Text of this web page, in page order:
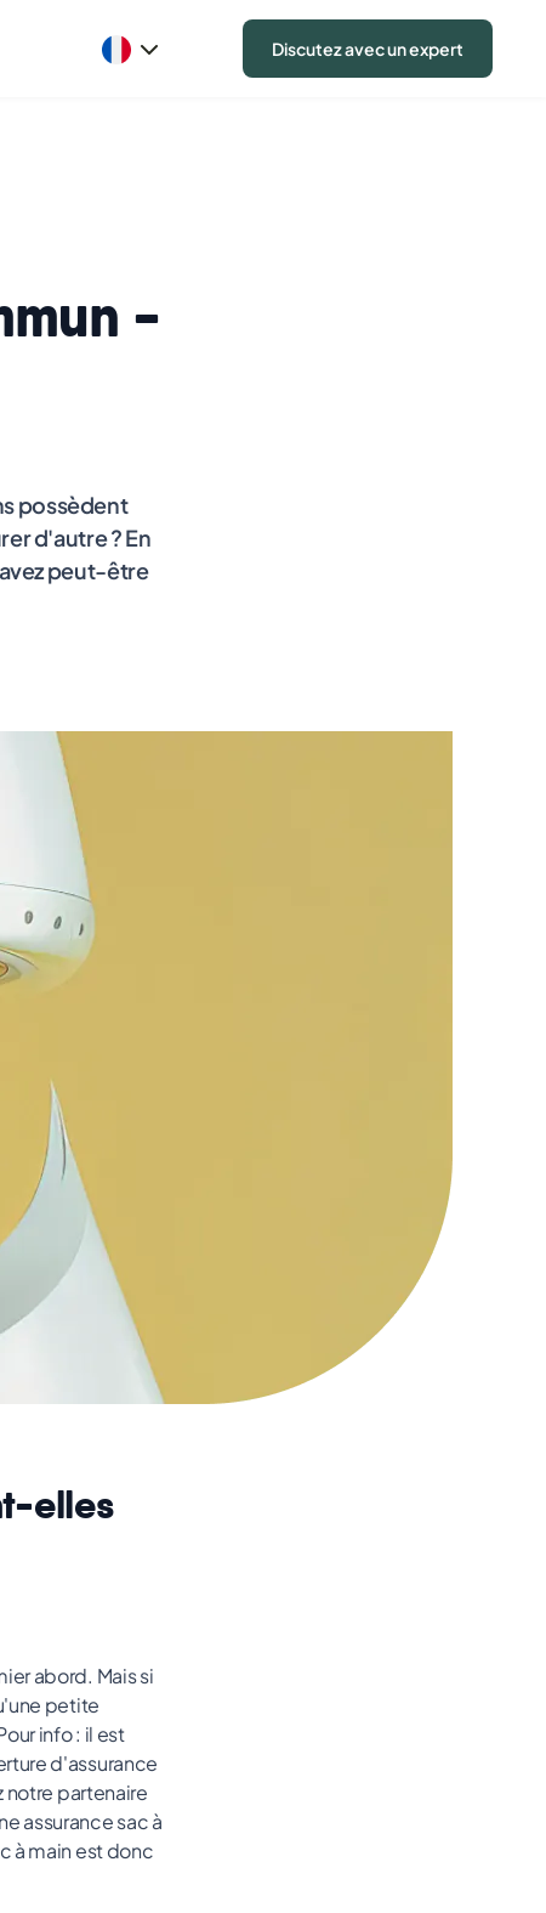
Discutez avec un expert
-
possèdent
d'autre ? En
peut-être
elles
abord. Mais si
petite
info : il est
d'assurance
notre partenaire
assurance sac à
à main est donc